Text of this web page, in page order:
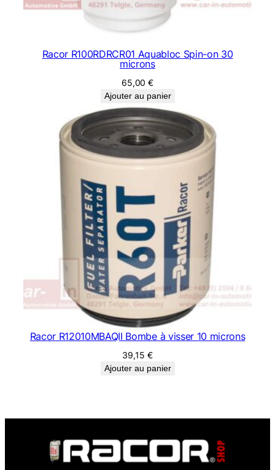
Racor R100RDRCR01 Aquabloc Spin-on 30
microns
65,00€
Ajouter au panier
Racor R12010MBAQII Bombe à visser 10 microns
39,15 €
Ajouter au panier